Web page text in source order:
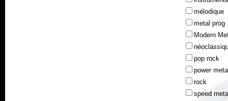
mélodique
metal prog
Modern
pop rock
power
rock
speed